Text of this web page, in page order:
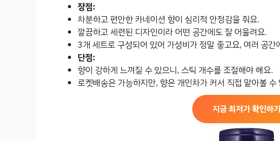
장점:
차분하고 편안한 카네이션 향이 심리적 안정감을 줘요.
깔끔하고 세련된 디자인이라 어떤 공간에도 잘 어울려요.
3개 세트로 구성되어 있어 가성비가 정말 좋고요, 여러 공간
단점:
향이 강하게 느껴질 수 있으니, 스틱 개수를 조절해야 해요.
로켓배송은 가능하지만, 향은 개인차가 커서 직접 맡아볼
지금 최저가 확인하기